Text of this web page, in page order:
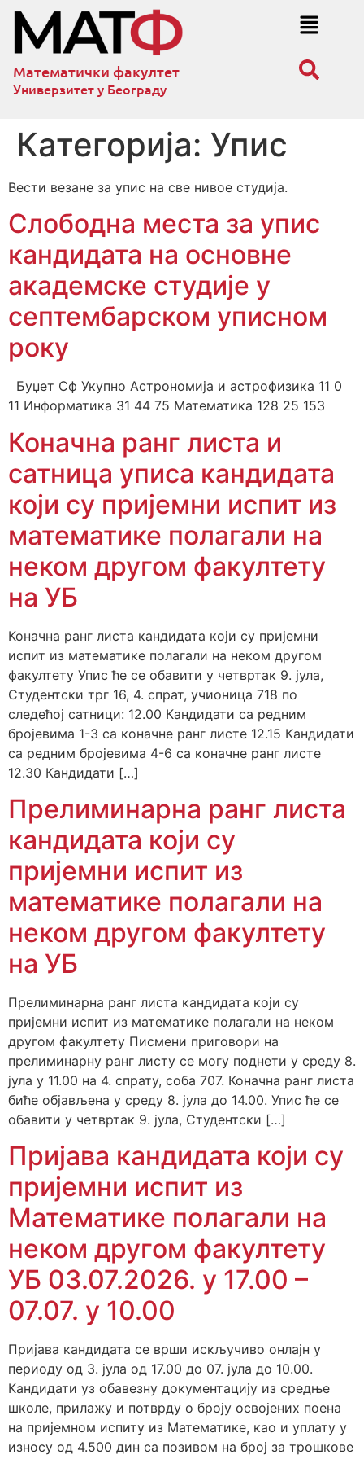
Математички факултет
Универзитет у Београду
Категорија: Упис
Вести везане за упис на све нивое студија.
Слободна места за упис
кандидата на основне
академске студије у
септембарском уписном
року
Буџет Сф Укупно Астрономија и астрофизика 11 0
11 Информатика 31 44 75 Математика 128 25 153
Коначна ранг листа и
сатница уписа кандидата
који су пријемни испит из
математике полагали на
неком другом факултету
на УБ
Коначна ранг листа кандидата који су пријемни
испит из математике полагали на неком другом
факултету Упис ће се обавити у четвртак 9. јула,
Студентски трг 16, 4. спрат, учионица 718 по
следећој сатници: 12.00 Кандидати са редним
бројевима 1-3 са коначне ранг листе 12.15 Кандидати
са редним бројевима 4-6 са коначне ранг листе
12.30 Кандидати […]
Прелиминарна ранг листа
кандидата који су
пријемни испит из
математике полагали на
неком другом факултету
на УБ
Прелиминарна ранг листа кандидата који су
пријемни испит из математике полагали на неком
другом факултету Писмени приговори на
прелиминарну ранг листу се могу поднети у среду 8.
јула у 11.00 на 4. спрату, соба 707. Коначна ранг листа
биће објављена у среду 8. јула до 14.00. Упис ће се
обавити у четвртак 9. јула, Студентски […]
Пријава кандидата који су
пријемни испит из
Математике полагали на
неком другом факултету
УБ 03.07.2026. у 17.00 –
07.07. у 10.00
Пријава кандидата се врши искључиво онлајн у
периоду од 3. јула од 17.00 до 07. јула до 10.00.
Кандидати уз обавезну документацију из средње
школе, прилажу и потврду о броју освојених поена
на пријемном испиту из Математике, као и уплату у
износу од 4.500 дин са позивом на број за трошкове